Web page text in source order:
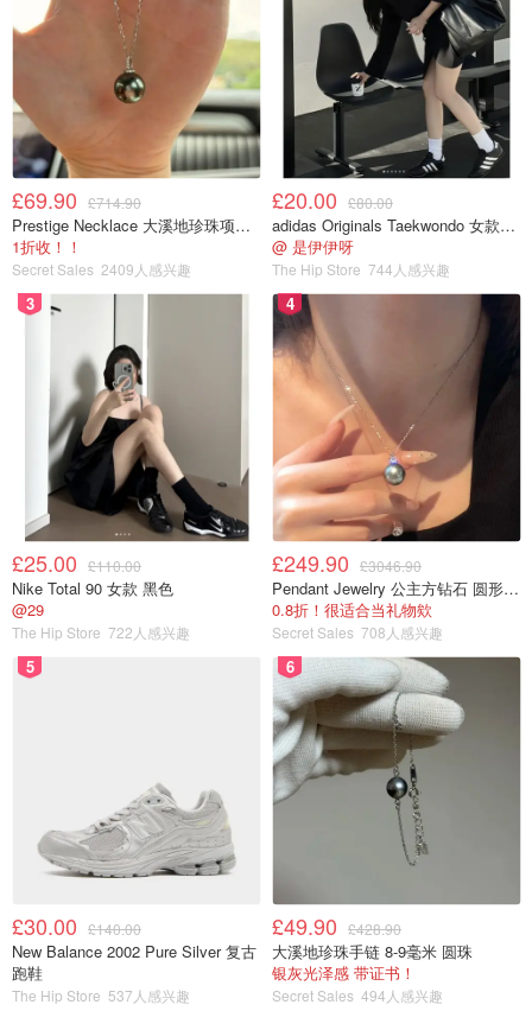
£69.90 £714.90
Prestige Necklace 大溪地珍珠项链 10-11mm
1折收！！
Secret Sales 2409人感兴趣
£20.00 £80.00
adidas Originals Taekwondo 女款黑色运动鞋
@ 是伊伊呀
The Hip Store 744人感兴趣
3
£25.00 £110.00
Nike Total 90 女款 黑色
@29
The Hip Store 722人感兴趣
4
£249.90 £3046.90
Pendant Jewelry 公主方钻石 圆形大溪地珍珠吊坠 11-12mm
0.8折！很适合当礼物欸
Secret Sales 708人感兴趣
5
£30.00 £140.00
New Balance 2002 Pure Silver 复古
跑鞋
The Hip Store 537人感兴趣
6
£49.90 £428.90
大溪地珍珠手链 8-9毫米 圆珠
银灰光泽感 带证书！
Secret Sales 494人感兴趣